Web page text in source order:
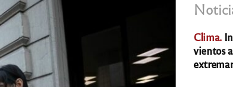
Clima.
vientos